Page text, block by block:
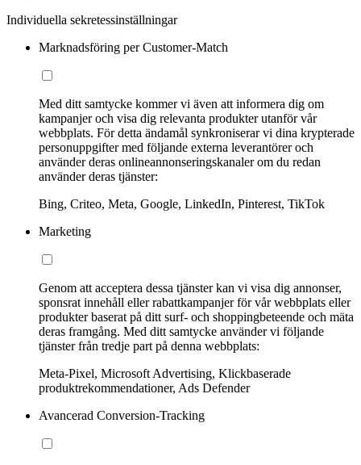
Individuella sekretessinställningar
Marknadsföring per Customer-Match
Med ditt samtycke kommer vi även att informera dig om
kampanjer och visa dig relevanta produkter utanför vår
webbplats. För detta ändamål synkroniserar vi dina krypterade
personuppgifter med följande externa leverantörer och
använder deras onlineannonseringskanaler om du redan
använder deras tjänster:
Bing, Criteo, Meta, Google, LinkedIn, Pinterest, TikTok
Marketing
Genom att acceptera dessa tjänster kan vi visa dig annonser,
sponsrat innehåll eller rabattkampanjer för vår webbplats eller
produkter baserat på ditt surf- och shoppingbeteende och mäta
deras framgång. Med ditt samtycke använder vi följande
tjänster från tredje part på denna webbplats:
Meta-Pixel, Microsoft Advertising, Klickbaserade
produktrekommendationer, Ads Defender
Avancerad Conversion-Tracking